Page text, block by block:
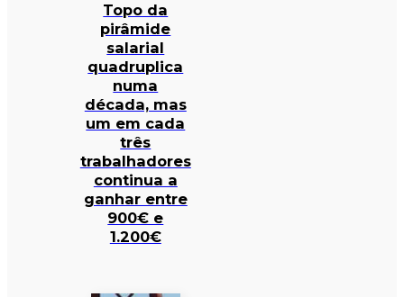
Topo da
pirâmide
salarial
quadruplica
numa
década, mas
um em cada
três
trabalhadores
continua a
ganhar entre
900€ e
1.200€